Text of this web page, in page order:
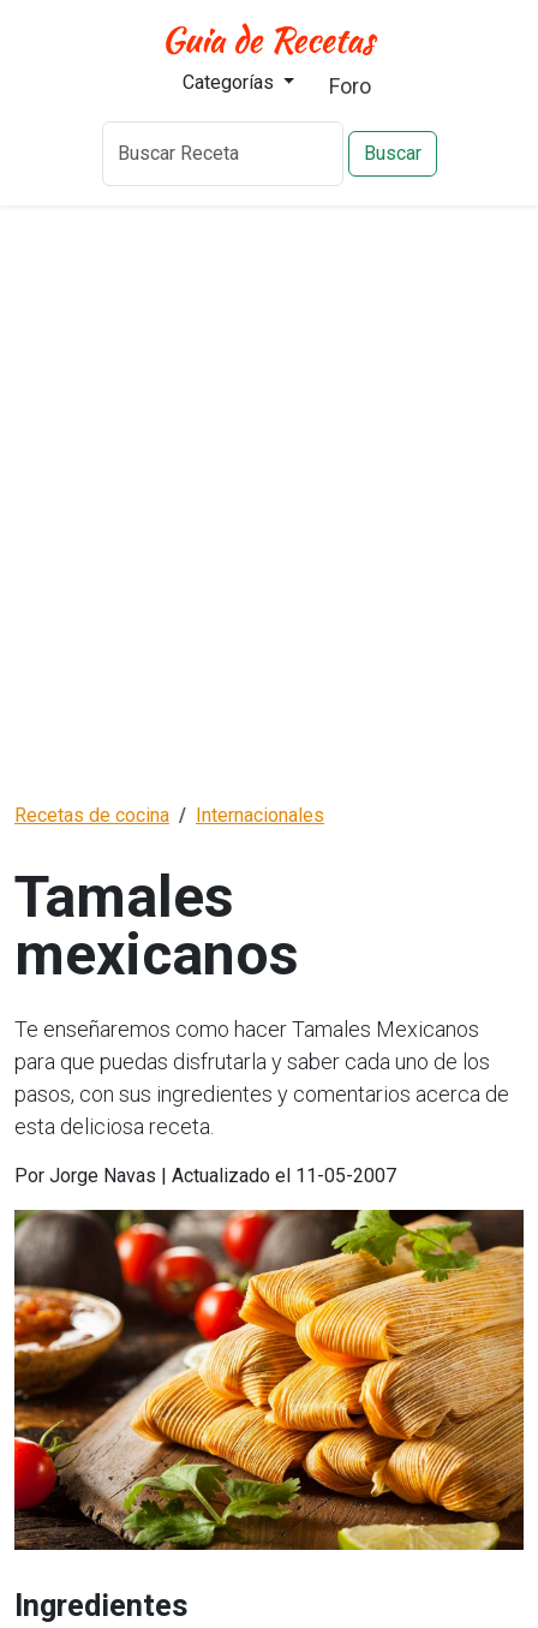
Categorías Foro
Buscar
Recetas de cocina Internacionales
Tamales
mexicanos
Te enseñaremos como hacer Tamales Mexicanos
para que puedas disfrutarla y saber cada uno de los
pasos, con sus ingredientes y comentarios acerca de
esta deliciosa receta.
Por Jorge Navas | Actualizado el 11-05-2007
Ingredientes